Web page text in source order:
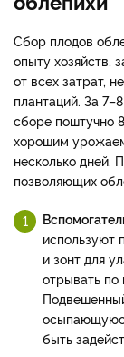
Сбор плодов
опыту хозяйств,
от всех затрат,
плантаций. За
сборе поштучно
хорошим
несколько дней.
позволяющих
используют
и зонт для
отрывать по
быть